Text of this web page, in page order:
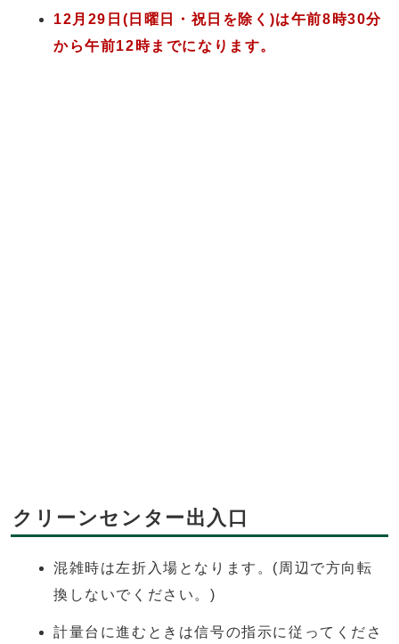
12月29日(日曜日・祝日を除く)は午前8時30分
から午前12時までになります。
クリーンセンター出入口
混雑時は左折入場となります。(周辺で方向転
換しないでください。)
計量台に進むときは信号の指示に従ってくださ